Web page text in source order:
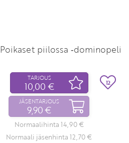
Poikaset piilossa ‑dominopeli
TARJOUS
10,00 €
JÄSENTARJOUS
9,90 €
Normaalihinta 14,90 €
Normaali jäsenhinta 12,70 €
12